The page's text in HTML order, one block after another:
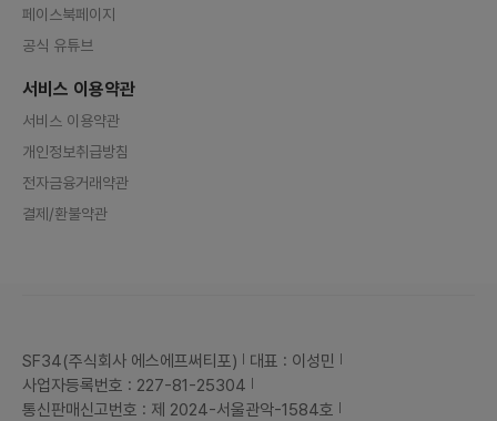
페이스북페이지
공식 유튜브
서비스 이용약관
서비스 이용약관
개인정보취급방침
전자금융거래약관
결제/환불약관
SF34(주식회사 에스에프써티포)
대표 : 이성민
사업자등록번호 : 227-81-25304
통신판매신고번호 : 제 2024-서울관악-1584호